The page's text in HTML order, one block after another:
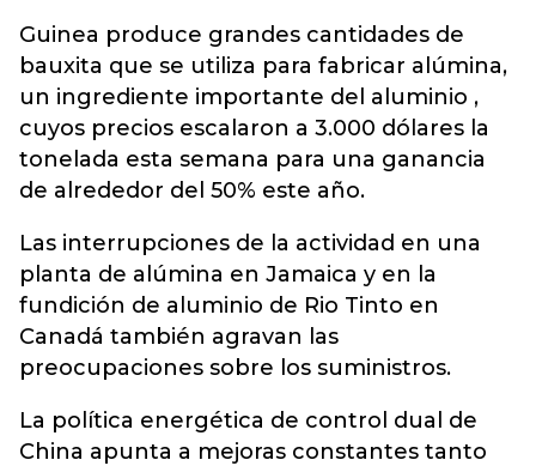
Guinea produce grandes cantidades de
bauxita que se utiliza para fabricar alúmina,
un ingrediente importante del aluminio ,
cuyos precios escalaron a 3.000 dólares la
tonelada esta semana para una ganancia
de alrededor del 50% este año.
Las interrupciones de la actividad en una
planta de alúmina en Jamaica y en la
fundición de aluminio de Rio Tinto en
Canadá también agravan las
preocupaciones sobre los suministros.
La política energética de control dual de
China apunta a mejoras constantes tanto